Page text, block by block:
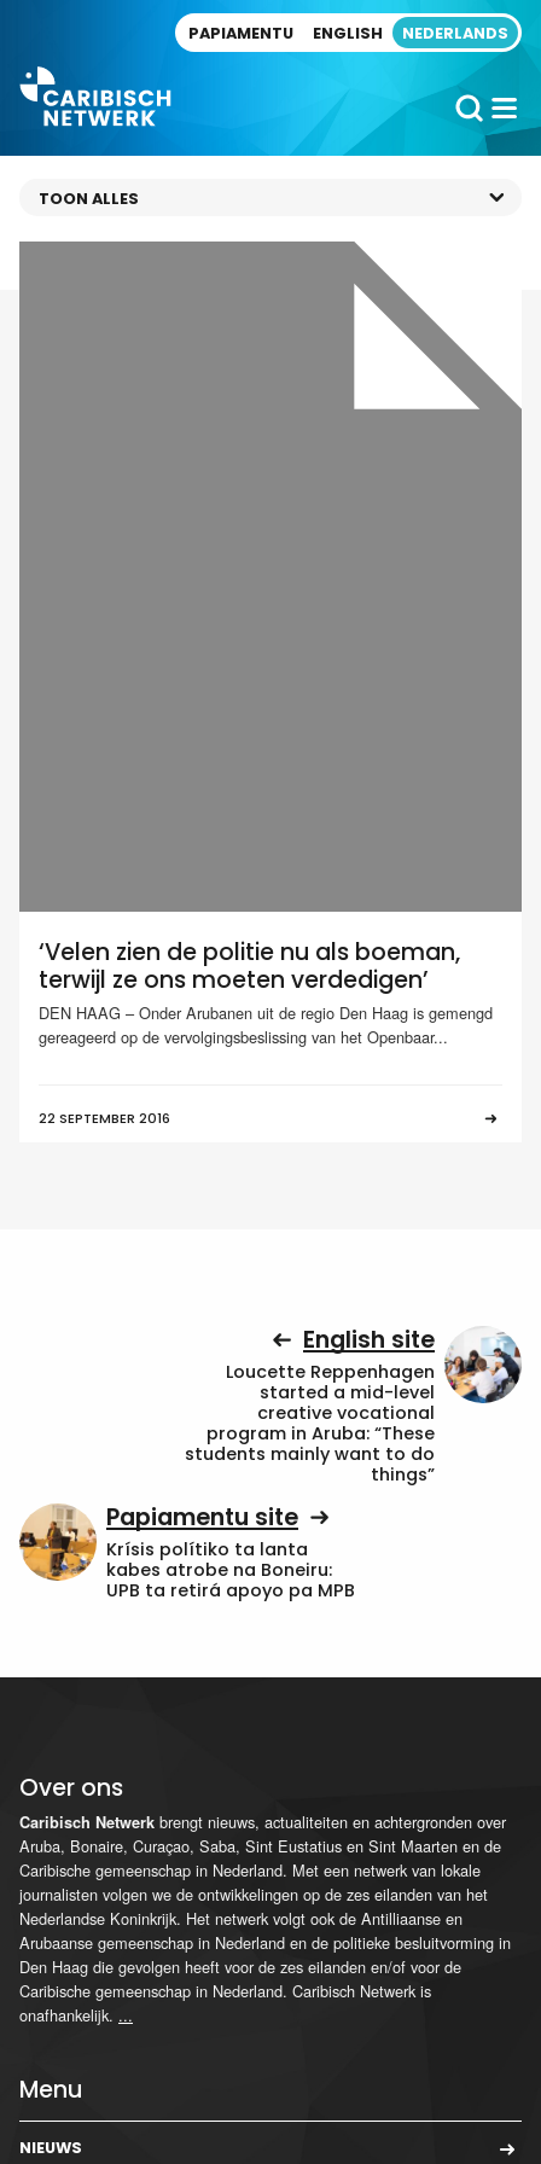
PAPIAMENTU ENGLISH NEDERLANDS
‘Velen zien de politie nu als boeman,
terwijl ze ons moeten verdedigen’
DEN HAAG – Onder Arubanen uit de regio Den Haag is gemengd
gereageerd op de vervolgingsbeslissing van het Openbaar...
22 SEPTEMBER 2016
English site
Loucette Reppenhagen
started a mid-level
creative vocational
program in Aruba: “These
students mainly want to do
things”
Papiamentu site
Krísis polítiko ta lanta
kabes atrobe na Boneiru:
UPB ta retirá apoyo pa MPB
Over ons
Caribisch Netwerk brengt nieuws, actualiteiten en achtergronden over
Aruba, Bonaire, Curaçao, Saba, Sint Eustatius en Sint Maarten en de
Caribische gemeenschap in Nederland. Met een netwerk van lokale
journalisten volgen we de ontwikkelingen op de zes eilanden van het
Nederlandse Koninkrijk. Het netwerk volgt ook de Antilliaanse en
Arubaanse gemeenschap in Nederland en de politieke besluitvorming in
Den Haag die gevolgen heeft voor de zes eilanden en/of voor de
Caribische gemeenschap in Nederland. Caribisch Netwerk is
onafhankelijk. ...
Menu
NIEUWS